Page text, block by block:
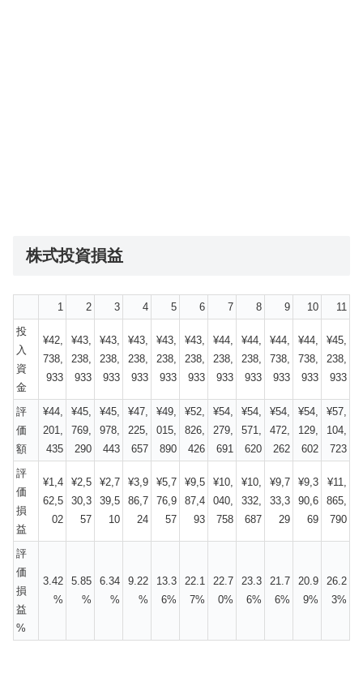
株式投資損益
1 2 3 4 5 6 7 8 9 10
11
投
入
資
金
¥42,
738,
933
¥43,
238,
933
¥43,
238,
933
¥43,
238,
933
¥43,
238,
933
¥43,
238,
933
¥44,
238,
933
¥44,
238,
933
¥44,
738,
933
¥44,
738,
933
¥45,
238,
933
評
価
額
¥44,
201,
435
¥45,
769,
290
¥45,
978,
443
¥47,
225,
657
¥49,
015,
890
¥52,
826,
426
¥54,
279,
691
¥54,
571,
620
¥54,
472,
262
¥54,
129,
602
¥57,
104,
723
評
価
損
益
¥1,4
62,5
02
¥2,5
30,3
57
¥2,7
39,5
10
¥3,9
86,7
24
¥5,7
76,9
57
¥9,5
87,4
93
¥10,
040,
758
¥10,
332,
687
¥9,7
33,3
29
¥9,3
90,6
69
¥11,
865,
790
評
価
損
益
%
3.42
%
5.85
%
6.34
%
9.22
%
13.3
6%
22.1
7%
22.7
0%
23.3
6%
21.7
6%
20.9
9%
26.2
3%